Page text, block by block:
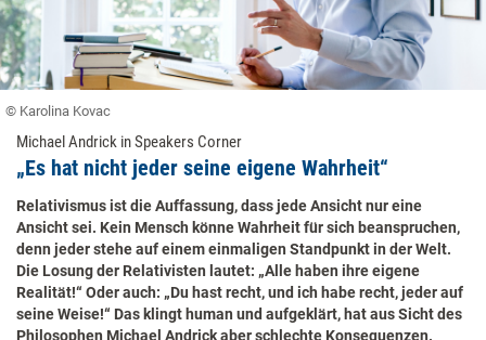
© Karolina Kovac
Michael Andrick in Speakers Corner
„Es hat nicht jeder seine eigene Wahrheit“
​Relativismus ist die Auffassung, dass jede Ansicht nur eine
Ansicht sei. Kein Mensch könne Wahrheit für sich beanspruchen,
denn jeder stehe auf einem einmaligen Standpunkt in der Welt.
Die Losung der Relativisten lautet: „Alle haben ihre eigene
Realität!“ Oder auch: „Du hast recht, und ich habe recht, jeder auf
seine Weise!“ Das klingt human und aufgeklärt, hat aus Sicht des
Philosophen Michael Andrick aber schlechte Konsequenzen. ​